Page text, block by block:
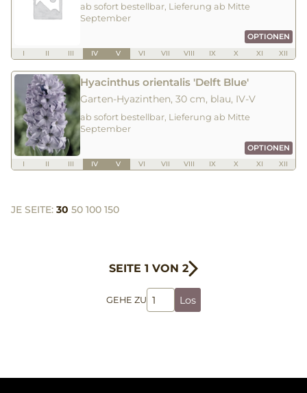
ab sofort bestellbar, Lieferung ab Mitte
September
OPTIONEN
I II III IV V VI VII VIII IX X XI XII
Hyacinthus orientalis 'Delft Blue'
Garten-Hyazinthen, 30 cm, blau, IV-V
ab sofort bestellbar, Lieferung ab Mitte
September
OPTIONEN
I II III IV V VI VII VIII IX X XI XII
JE SEITE: 30 50 100 150
SEITE 1 VON 2
GEHE ZU Los